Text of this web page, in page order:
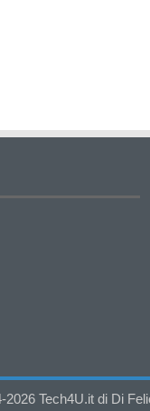
Tech4U.it di Di